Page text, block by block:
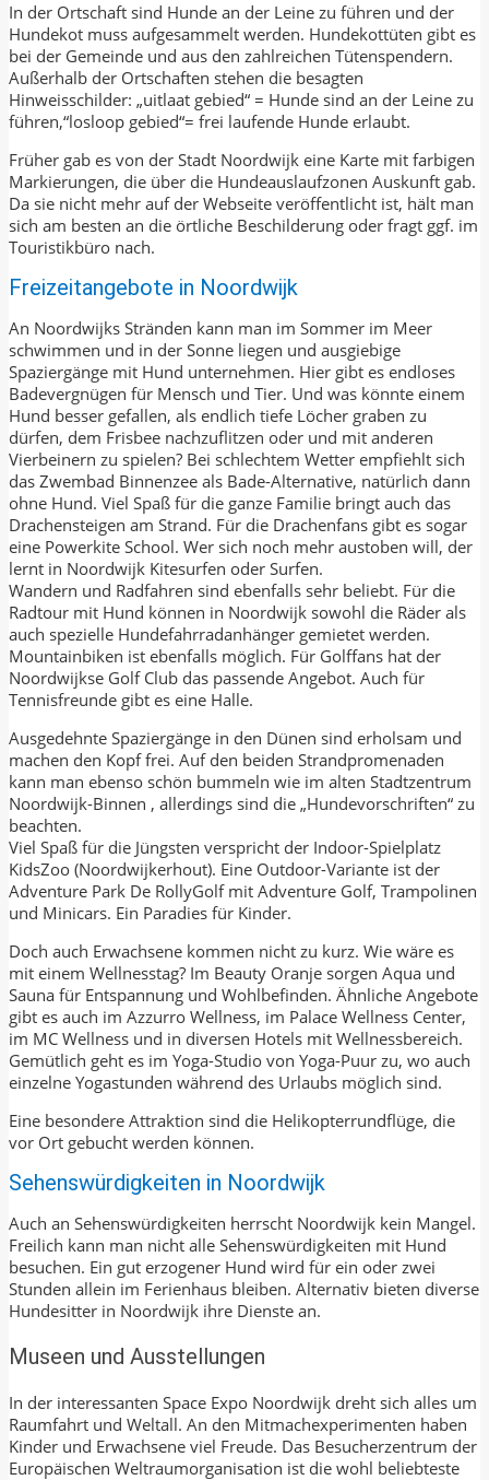
In der Ortschaft sind Hunde an der Leine zu führen und der
Hundekot muss aufgesammelt werden. Hundekottüten gibt es
bei der Gemeinde und aus den zahlreichen Tütenspendern.
Außerhalb der Ortschaften stehen die besagten
Hinweisschilder: „uitlaat gebied“ = Hunde sind an der Leine zu
führen,“losloop gebied“= frei laufende Hunde erlaubt.
Früher gab es von der Stadt Noordwijk eine Karte mit farbigen
Markierungen, die über die Hundeauslaufzonen Auskunft gab.
Da sie nicht mehr auf der Webseite veröffentlicht ist, hält man
sich am besten an die örtliche Beschilderung oder fragt ggf. im
Touristikbüro nach.
Freizeitangebote in Noordwijk
An Noordwijks Stränden kann man im Sommer im Meer
schwimmen und in der Sonne liegen und ausgiebige
Spaziergänge mit Hund unternehmen. Hier gibt es endloses
Badevergnügen für Mensch und Tier. Und was könnte einem
Hund besser gefallen, als endlich tiefe Löcher graben zu
dürfen, dem Frisbee nachzuflitzen oder und mit anderen
Vierbeinern zu spielen? Bei schlechtem Wetter empfiehlt sich
das Zwembad Binnenzee als Bade-Alternative, natürlich dann
ohne Hund. Viel Spaß für die ganze Familie bringt auch das
Drachensteigen am Strand. Für die Drachenfans gibt es sogar
eine Powerkite School. Wer sich noch mehr austoben will, der
lernt in Noordwijk Kitesurfen oder Surfen.
Wandern und Radfahren sind ebenfalls sehr beliebt. Für die
Radtour mit Hund können in Noordwijk sowohl die Räder als
auch spezielle Hundefahrradanhänger gemietet werden.
Mountainbiken ist ebenfalls möglich. Für Golffans hat der
Noordwijkse Golf Club das passende Angebot. Auch für
Tennisfreunde gibt es eine Halle.
Ausgedehnte Spaziergänge in den Dünen sind erholsam und
machen den Kopf frei. Auf den beiden Strandpromenaden
kann man ebenso schön bummeln wie im alten Stadtzentrum
Noordwijk-Binnen , allerdings sind die „Hundevorschriften“ zu
beachten.
Viel Spaß für die Jüngsten verspricht der Indoor-Spielplatz
KidsZoo (Noordwijkerhout). Eine Outdoor-Variante ist der
Adventure Park De RollyGolf mit Adventure Golf, Trampolinen
und Minicars. Ein Paradies für Kinder.
Doch auch Erwachsene kommen nicht zu kurz. Wie wäre es
mit einem Wellnesstag? Im Beauty Oranje sorgen Aqua und
Sauna für Entspannung und Wohlbefinden. Ähnliche Angebote
gibt es auch im Azzurro Wellness, im Palace Wellness Center,
im MC Wellness und in diversen Hotels mit Wellnessbereich.
Gemütlich geht es im Yoga-Studio von Yoga-Puur zu, wo auch
einzelne Yogastunden während des Urlaubs möglich sind.
Eine besondere Attraktion sind die Helikopterrundflüge, die
vor Ort gebucht werden können.
Sehenswürdigkeiten in Noordwijk
Auch an Sehenswürdigkeiten herrscht Noordwijk kein Mangel.
Freilich kann man nicht alle Sehenswürdigkeiten mit Hund
besuchen. Ein gut erzogener Hund wird für ein oder zwei
Stunden allein im Ferienhaus bleiben. Alternativ bieten diverse
Hundesitter in Noordwijk ihre Dienste an.
Museen und Ausstellungen
In der interessanten Space Expo Noordwijk dreht sich alles um
Raumfahrt und Weltall. An den Mitmachexperimenten haben
Kinder und Erwachsene viel Freude. Das Besucherzentrum der
Europäischen Weltraumorganisation ist die wohl beliebteste